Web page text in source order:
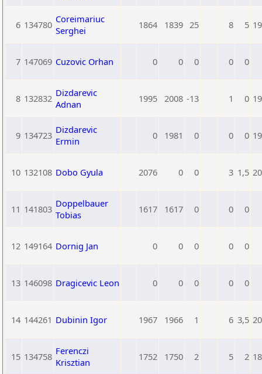
6 134780 Coreimariuc
Serghei
1864 1839 25 8 5
7 147069 Cuzovic Orhan 0 0 0 0 0
8 132832 Dizdarevic
Adnan
1995 2008 -13 1 0
9 134723 Dizdarevic
Ermin
0 1981 0 0 0
10 132108 Dobo Gyula 2076 0 0 3 1,5
11 141803 Doppelbauer
Tobias
1617 1617 0 0 0
12 149164 Dornig Jan 0 0 0 0 0
13 146098 Dragicevic Leon 0 0 0 0 0
14 144261 Dubinin Igor 1967 1966 1 6 3,5
15 134758 Ferenczi
Krisztian
1752 1750 2 5 2